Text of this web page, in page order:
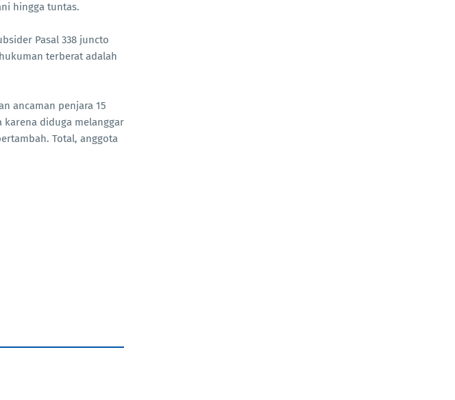
hingga tuntas.
Pasal 338 juncto
terberat adalah
ancaman penjara 15
diduga melanggar
Total, anggota